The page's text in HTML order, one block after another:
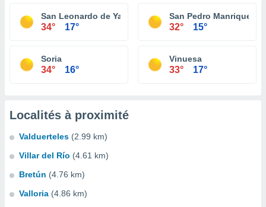
San Leonardo de Yagüe
34° 17°
San Pedro Manrique
32° 15°
Soria
34° 16°
Vinuesa
33° 17°
Localités à proximité
Valduerteles (2.99 km)
Villar del Río (4.61 km)
Bretún (4.76 km)
Valloria (4.86 km)